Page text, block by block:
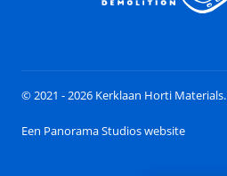
© 2021 - 2026 Kerklaan Horti Materials.
Een Panorama Studios website